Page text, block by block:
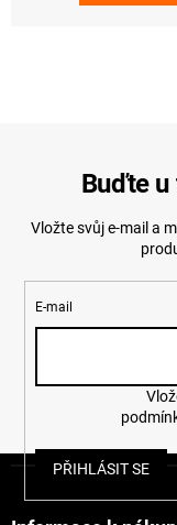
Buďte
Vložte svůj e-mail a
E-mail
PŘIHLÁSIT SE